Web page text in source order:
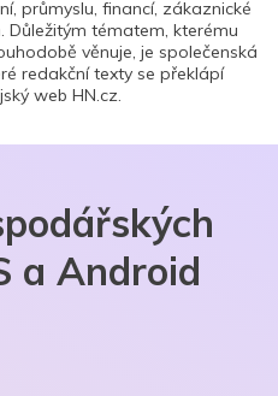
průmyslu, financí, zákaznické
Důležitým tématem, kterému
věnuje, je společenská
redakční texty se překlápí
web HN.cz.
a Android